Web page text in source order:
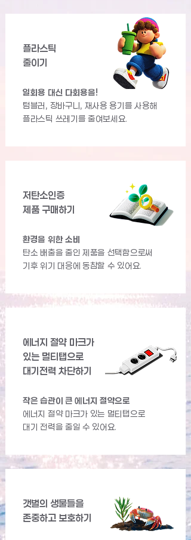
플라스틱
줄이기
일회용 대신 다회용을!
텀블러, 장바구니, 재사용 용기를 사용해
플라스틱 쓰레기를 줄여보세요.
저탄소인증
제품 구매하기
환경을 위한 소비
탄소 배출을 줄인 제품을 선택함으로써
기후 위기 대응에 동참할 수 있어요.
에너지 절약 마크가
있는 멀티탭으로
대기전력 차단하기
작은 습관이 큰 에너지 절약으로
에너지 절약 마크가 있는 멀티탭으로
대기 전력을 줄일 수 있어요.
갯벌의 생물들을
존중하고 보호하기